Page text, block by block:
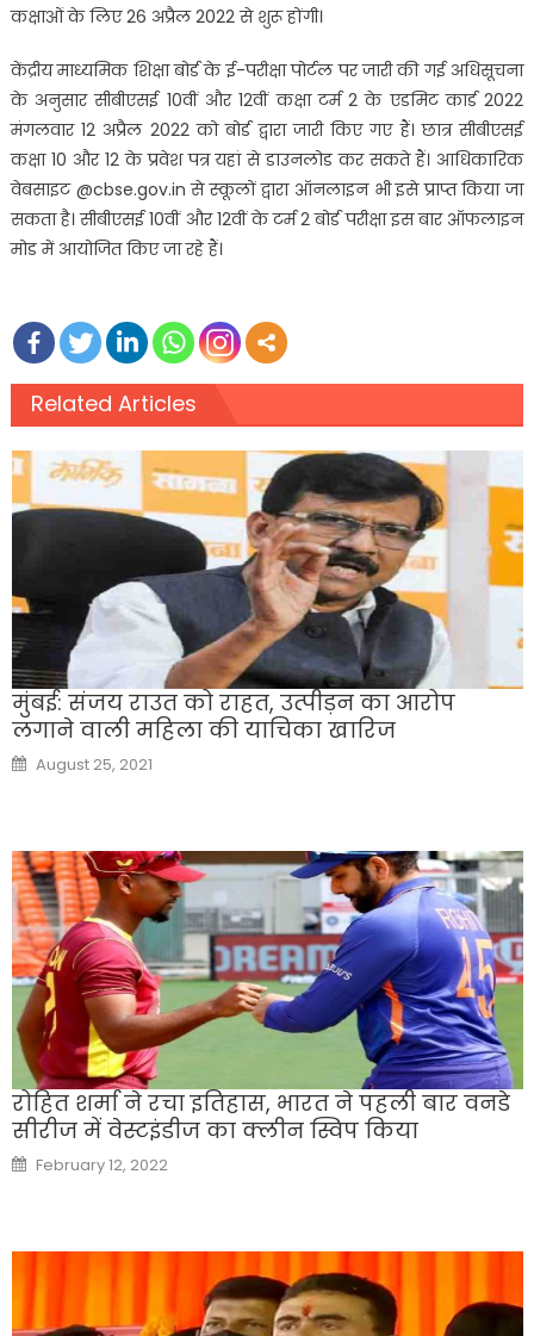
कक्षाओं के लिए 26 अप्रैल 2022 से शुरू होंगी।
केंद्रीय माध्यमिक शिक्षा बोर्ड के ई-परीक्षा पोर्टल पर जारी की गई अधिसूचना
के अनुसार सीबीएसई 10वीं और 12वीं कक्षा टर्म 2 के एडमिट कार्ड 2022
मंगलवार 12 अप्रैल 2022 को बोर्ड द्वारा जारी किए गए हैं। छात्र सीबीएसई
कक्षा 10 और 12 के प्रवेश पत्र यहां से डाउनलोड कर सकते हैं। आधिकारिक
वेबसाइट @cbse.gov.in से स्कूलों द्वारा ऑनलाइन भी इसे प्राप्‍त किया जा
सकता है। सीबीएसई 10वीं और 12वीं के टर्म 2 बोर्ड परीक्षा इस बार ऑफलाइन
मोड में आयोजित किए जा रहे हैं।
Related Articles
मुंबई: संजय राउत को राहत, उत्पीड़न का आरोप
लगाने वाली महिला की याचिका खारिज
Posted
on
August 25, 2021
रोहित शर्मा ने रचा इतिहास, भारत ने पहली बार वनडे
सीरीज में वेस्टइंडीज का क्लीन स्विप किया
Posted
on
February 12, 2022